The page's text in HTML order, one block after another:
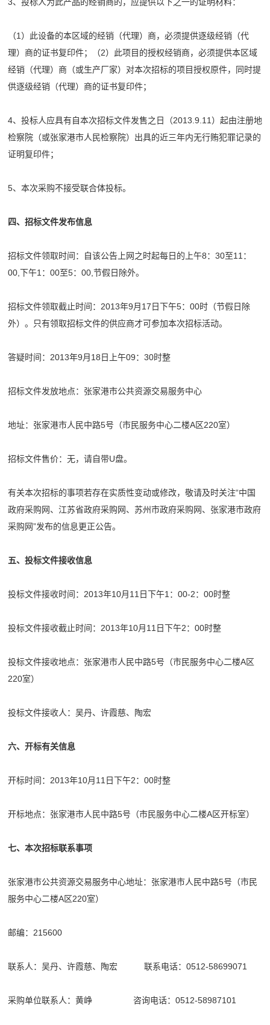
3、投标人为此产品的经销商的，应提供以下之一的证明材料：
（1）此设备的本区域的经销（代理）商，必须提供逐级经销（代
理）商的证书复印件；（2）此项目的授权经销商，必须提供本区域
经销（代理）商（或生产厂家）对本次招标的项目授权原件，同时提
供逐级经销（代理）商的证书复印件；
4、投标人应具有自本次招标文件发售之日（2013.9.11）起由注册地
检察院（或张家港市人民检察院）出具的近三年内无行贿犯罪记录的
证明复印件；
5、本次采购不接受联合体投标。
四、招标文件发布信息
招标文件领取时间：自该公告上网之时起每日的上午8：30至11：
00,下午1：00至5：00,节假日除外。
招标文件领取截止时间：2013年9月17日下午5：00时（节假日除
外）。只有领取招标文件的供应商才可参加本次招标活动。
答疑时间：2013年9月18日上午09：30时整
招标文件发放地点：张家港市公共资源交易服务中心
地址：张家港市人民中路5号（市民服务中心二楼A区220室）
招标文件售价：无，请自带U盘。
有关本次招标的事项若存在实质性变动或修改，敬请及时关注“中国
政府采购网、江苏省政府采购网、苏州市政府采购网、张家港市政府
采购网”发布的信息更正公告。
五、投标文件接收信息
投标文件接收时间：2013年10月11日下午1：00-2：00时整
投标文件接收截止时间：2013年10月11日下午2：00时整
投标文件接收地点：张家港市人民中路5号（市民服务中心二楼A区
220室）
投标文件接收人：吴丹、许霞慈、陶宏
六、开标有关信息
开标时间：2013年10月11日下午2：00时整
开标地点：张家港市人民中路5号（市民服务中心二楼A区开标室）
七、本次招标联系事项
张家港市公共资源交易服务中心地址：张家港市人民中路5号（市民
服务中心二楼A区220室）
邮编：215600
联系人：吴丹、许霞慈、陶宏 联系电话：0512-58699071
采购单位联系人：黄峥 咨询电话：0512-58987101